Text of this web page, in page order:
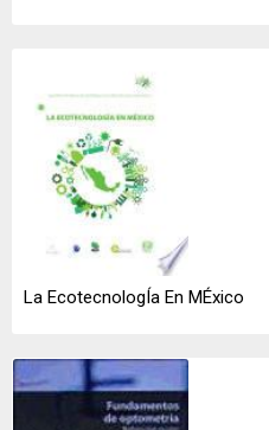
La EcotecnologÍa En MÉxico